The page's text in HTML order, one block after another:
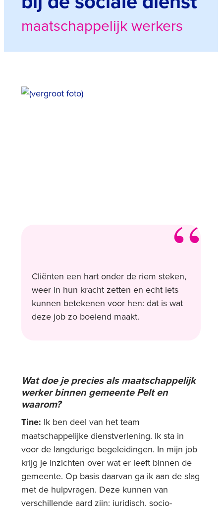
maatschappelijk werkers
Cliënten een hart onder de riem steken,
weer in hun kracht zetten en echt iets
kunnen betekenen voor hen: dat is wat
deze job zo boeiend maakt.
Wat doe je precies als maatschappelijk
werker binnen gemeente Pelt en
waarom?
Tine: Ik ben deel van het team
maatschappelijke dienstverlening. Ik sta in
voor de langdurige begeleidingen. In mijn job
krijg je inzichten over wat er leeft binnen de
gemeente. Op basis daarvan ga ik aan de slag
met de hulpvragen. Deze kunnen van
verschillende aard zijn: juridisch, socio-